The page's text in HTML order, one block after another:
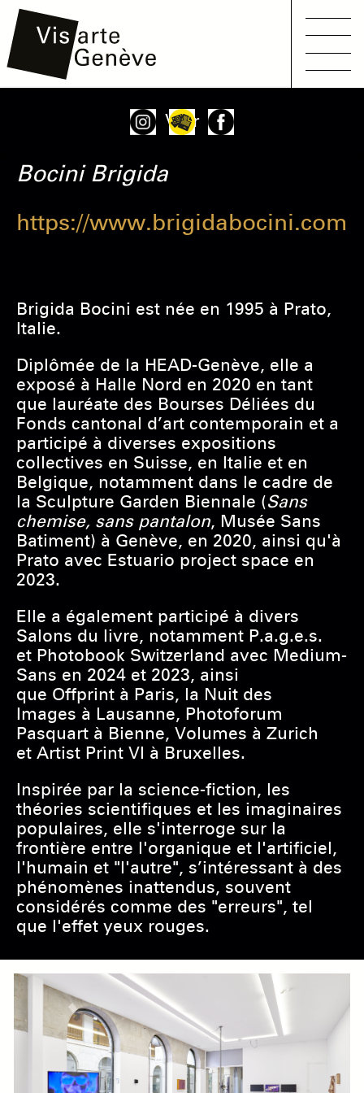
principal
Voir
Bocini Brigida
https://www.brigidabocini.com
Brigida Bocini est née en 1995 à Prato,
Italie.
Diplômée de la HEAD-Genève, elle a
exposé à Halle Nord en 2020 en tant
que lauréate des Bourses Déliées du
Fonds cantonal d’art contemporain et a
participé à diverses expositions
collectives en Suisse, en Italie et en
Belgique, notamment dans le cadre de
la Sculpture Garden Biennale (Sans
chemise, sans pantalon, Musée Sans
Batiment) à Genève, en 2020, ainsi qu'à
Prato avec Estuario project space en
2023.
Elle a également participé à divers
Salons du livre, notamment P.a.g.e.s.
et Photobook Switzerland avec Medium-
Sans en 2024 et 2023, ainsi
que Offprint à Paris, la Nuit des
Images à Lausanne, Photoforum
Pasquart à Bienne, Volumes à Zurich
et Artist Print VI à Bruxelles.
Inspirée par la science-fiction, les
théories scientifiques et les imaginaires
populaires, elle s'interroge sur la
frontière entre l'organique et l'artificiel,
l'humain et "l'autre", s’intéressant à des
phénomènes inattendus, souvent
considérés comme des "erreurs", tel
que l'effet yeux rouges.